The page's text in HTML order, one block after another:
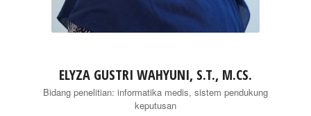
ELYZA GUSTRI WAHYUNI, S.T., M.CS.
Bidang penelitian: informatika medis, sistem pendukung
keputusan